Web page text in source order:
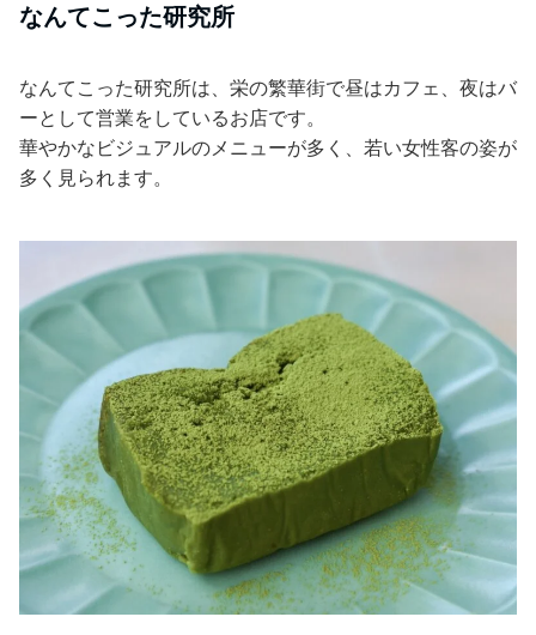
なんてこった研究所
なんてこった研究所は、栄の繁華街で昼はカフェ、夜はバ
ーとして営業をしているお店です。
華やかなビジュアルのメニューが多く、若い女性客の姿が
多く見られます。